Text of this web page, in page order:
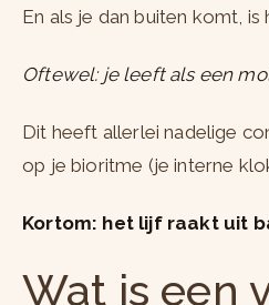
En als je dan buiten komt, is
Oftewel: je leeft als een
Dit heeft allerlei nadelige
op je bioritme (je interne
Kortom: het lijf raakt uit
Wat is een